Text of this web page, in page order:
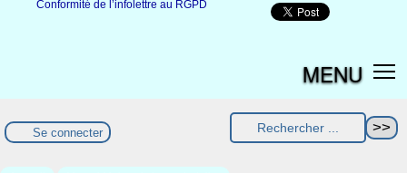
Conformité de l’infolettre au RGPD
MENU
Se connecter